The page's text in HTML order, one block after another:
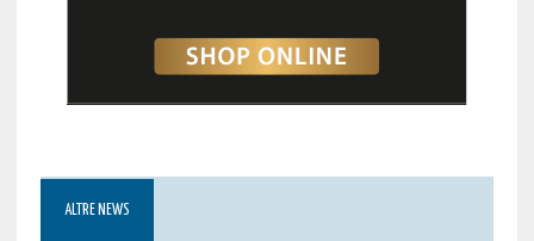
ALTRE NEWS